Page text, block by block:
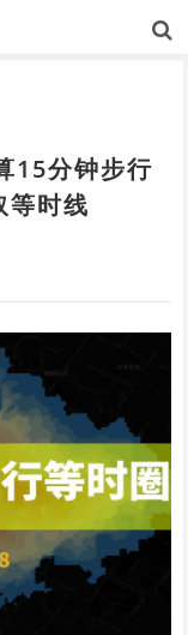
15分钟步行
等时线